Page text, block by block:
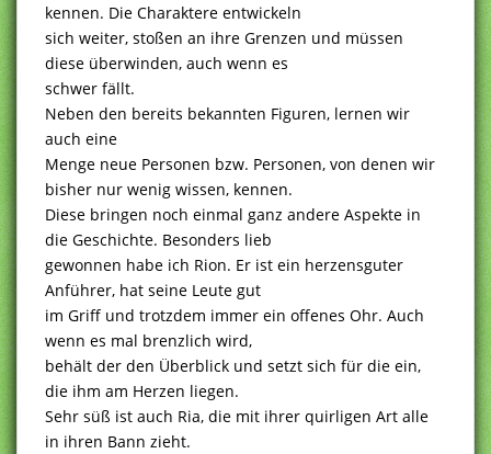
kennen. Die Charaktere entwickeln
sich weiter, stoßen an ihre Grenzen und müssen
diese überwinden, auch wenn es
schwer fällt.
Neben den bereits bekannten Figuren, lernen wir
auch eine
Menge neue Personen bzw. Personen, von denen wir
bisher nur wenig wissen, kennen.
Diese bringen noch einmal ganz andere Aspekte in
die Geschichte. Besonders lieb
gewonnen habe ich Rion. Er ist ein herzensguter
Anführer, hat seine Leute gut
im Griff und trotzdem immer ein offenes Ohr. Auch
wenn es mal brenzlich wird,
behält der den Überblick und setzt sich für die ein,
die ihm am Herzen liegen.
Sehr süß ist auch Ria, die mit ihrer quirligen Art alle
in ihren Bann zieht.